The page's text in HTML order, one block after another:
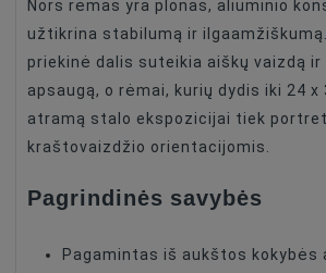
Nors rėmas yra plonas, aliuminio
užtikrina stabilumą ir
priekinė dalis suteikia aiškų vaizdą ir
apsaugą, o rėmai, kurių dydis iki 24
atramą stalo ekspozicijai tiek
kraštovaizdžio orientacijomis.
Pagrindinės savybės
Pagamintas iš aukštos kokybės